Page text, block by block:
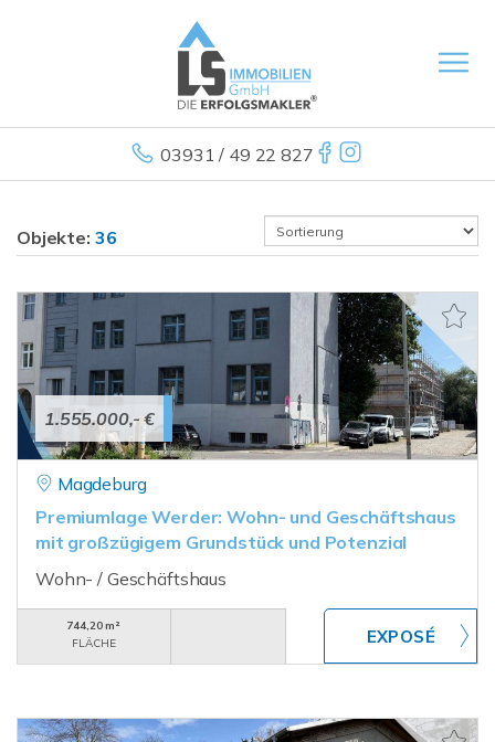
03931 / 49 22 827
Objekte: 36
1.555.000,- €
Magdeburg
Premiumlage Werder: Wohn- und Geschäftshaus
mit großzügigem Grundstück und Potenzial
Wohn- / Geschäftshaus
744,20 m²
FLÄCHE